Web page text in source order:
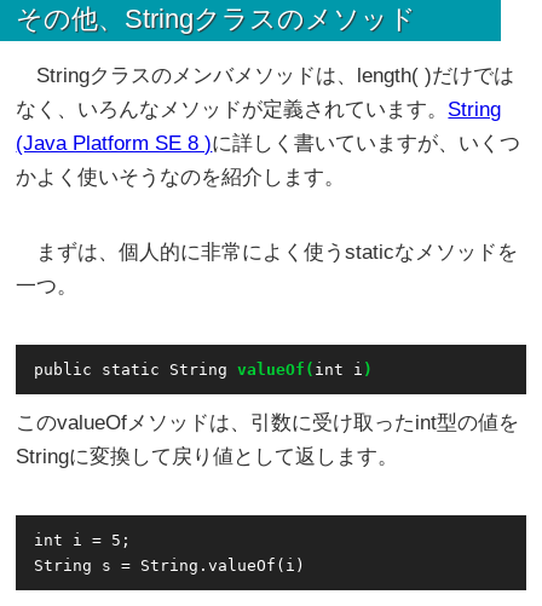
その他、Stringクラスのメソッド
Stringクラスのメンバメソッドは、length( )だけでは
なく、いろんなメソッドが定義されています。 String
(Java Platform SE 8 )に詳しく書いていますが、いくつ
かよく使いそうなのを紹介します。
まずは、個人的に非常によく使うstaticなメソッドを
一つ。
public static String valueOf( int i )
このvalueOfメソッドは、引数に受け取ったint型の値を
Stringに変換して戻り値として返します。
int i = 5;